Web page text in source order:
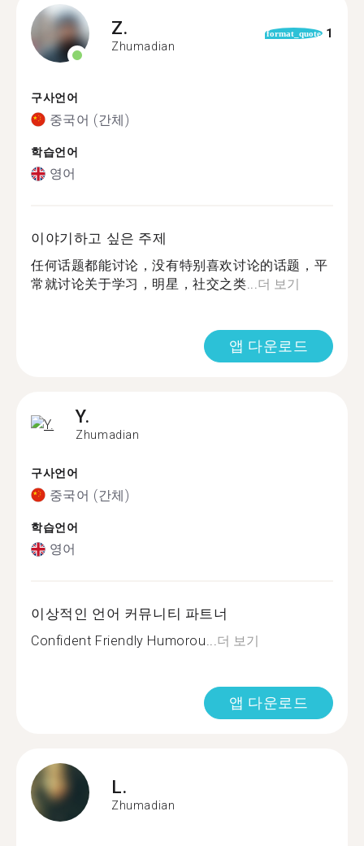
Z.
Zhumadian
format_quote 1
구사언어
중국어 (간체)
학습언어
영어
이야기하고 싶은 주제
任何话题都能讨论，没有特别喜欢讨论的话题，平
常就讨论关于学习，明星，社交之类...더 보기
앱 다운로드
Y.
Zhumadian
구사언어
중국어 (간체)
학습언어
영어
이상적인 언어 커뮤니티 파트너
Confident Friendly Humorou...더 보기
앱 다운로드
L.
Zhumadian